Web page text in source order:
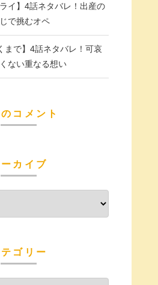
イ】4話ネタバレ！出産の
で挑むオペ
まで】4話ネタバレ！可哀
ない重なる想い
コメント
カイブ
テゴリー